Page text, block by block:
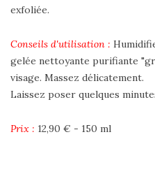
exfoliée.
Conseils d'utilisation :
gelée nettoyante purifiante
visage. Massez délicatement.
Laissez poser quelques
Prix : 12,90 € - 150 ml